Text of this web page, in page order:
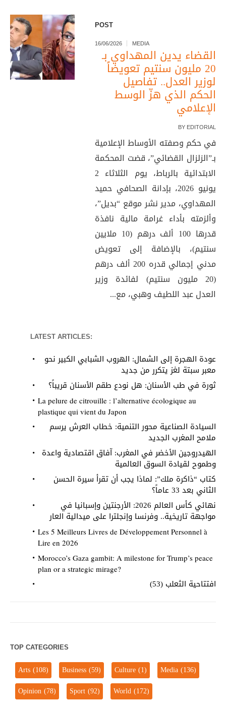
POST
16/06/2026 MEDIA
القضاء يدين المهداوي بـ
20 مليون سنتيم تعويضاً
لوزير العدل.. تفاصيل
الحكم الذي هزّ الوسط
الإعلامي
BY EDITORIAL
في حكم وصفته الأوساط الإعلامية
بـ”الزلزال القضائي”، قضت المحكمة
الابتدائية بالرباط، يوم الثلاثاء 2
يونيو 2026، بإدانة الصحافي حميد
المهداوي، مدير نشر موقع “بديل”،
وألزمته بأداء غرامة مالية نافذة
قدرها 100 ألف درهم (10 ملايين
سنتيم)، بالإضافة إلى تعويض
مدني إجمالي قدره 200 ألف درهم
(20 مليون سنتيم) لفائدة وزير
العدل عبد اللطيف وهبي، مع...
LATEST ARTICLES:
عودة الهجرة إلى الشمال: الهروب الشبابي الكبير نحو
معبر سبتة لغز يتكرر من جديد
ثورة في طب الأسنان: هل نودع طقم الأسنان قريباً؟
La pelure de citrouille : l’alternative écologique au
plastique qui vient du Japon
السيادة الصناعية محور التنمية: خطاب العرش يرسم
ملامح المغرب الجديد
الهيدروجين الأخضر في المغرب: آفاق اقتصادية واعدة
وطموح لقيادة السوق العالمية
كتاب “ذاكرة ملك”: لماذا يجب أن تقرأ سيرة الحسن
الثاني بعد 33 عاماً؟
نهائي كأس العالم 2026: الأرجنتين وإسبانيا في
مواجهة تاريخية.. وفرنسا وإنجلترا على ميدالية العار
Les 5 Meilleurs Livres de Développement Personnel à
Lire en 2026
Morocco’s Gaza gambit: A milestone for Trump’s peace
plan or a strategic mirage?
افتتاحية الثعلب (53)
TOP CATEGORIES
Arts(108) Business(59) Culture(1) Media(136)
Opinion(78) Sport(92) World(172)